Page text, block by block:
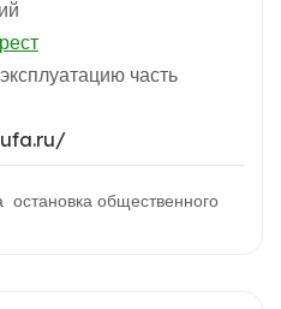
часть
общественного